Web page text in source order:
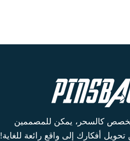
كالسحر، يمكن للمصممين
تحويل أفكارك إلى واقع رائعة للغاية!